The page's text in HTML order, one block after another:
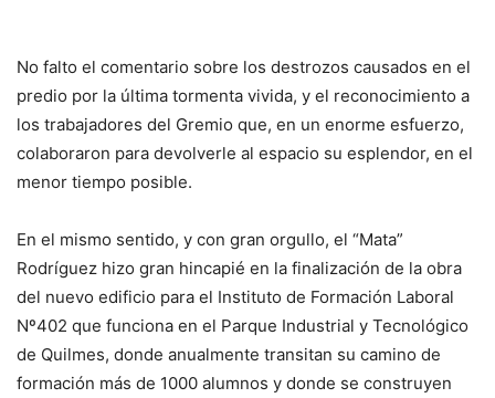
No falto el comentario sobre los destrozos causados en el
predio por la última tormenta vivida, y el reconocimiento a
los trabajadores del Gremio que, en un enorme esfuerzo,
colaboraron para devolverle al espacio su esplendor, en el
menor tiempo posible.
En el mismo sentido, y con gran orgullo, el “Mata”
Rodríguez hizo gran hincapié en la finalización de la obra
del nuevo edificio para el Instituto de Formación Laboral
Nº402 que funciona en el Parque Industrial y Tecnológico
de Quilmes, donde anualmente transitan su camino de
formación más de 1000 alumnos y donde se construyen